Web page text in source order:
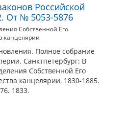
Российской
От № 5053-5876
Собственной Его
канцелярии
Полное собрание
Санктпетербург: В
Собственной Его
канцелярии, 1830-1885.
1833.